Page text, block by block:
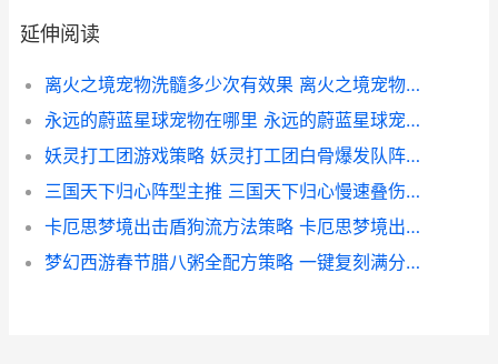
延伸阅读
离火之境宠物洗髓多少次有效果 离火之境宠物洗练如何玩 离火之境宠物洗练策略 离火兽技能
永远的蔚蓝星球宠物在哪里 永远的蔚蓝星球宠物如何获取 永远的蔚蓝星球宠物策略 永远的蔚蓝星球金色专区
妖灵打工团游戏策略 妖灵打工团白骨爆发队阵型主推 妖灵打工团白骨爆发队阵型策略 妖灵打工团游戏怎么玩
三国天下归心阵型主推 三国天下归心慢速叠伤队策略 三国天下归心阵容搭配攻略
卡厄思梦境出击盾狗流方法策略 卡厄思梦境出击盾狗流如何玩 卡厄思梦境出击模式
梦幻西游春节腊八粥全配方策略 一键复刻满分粥品薅尽新春福利 梦幻西游2021春节